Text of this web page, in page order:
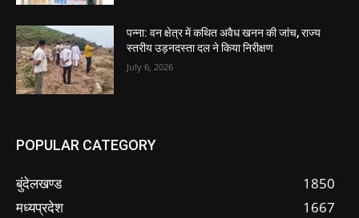
पन्ना: वन क्षेत्र में कथित अवैध खनन की जांच, राज्य
स्तरीय उड़नदस्ता दल ने किया निरीक्षण
July 6, 2026
POPULAR CATEGORY
बुंदेलखण्ड
1850
मध्यप्रदेश
1667